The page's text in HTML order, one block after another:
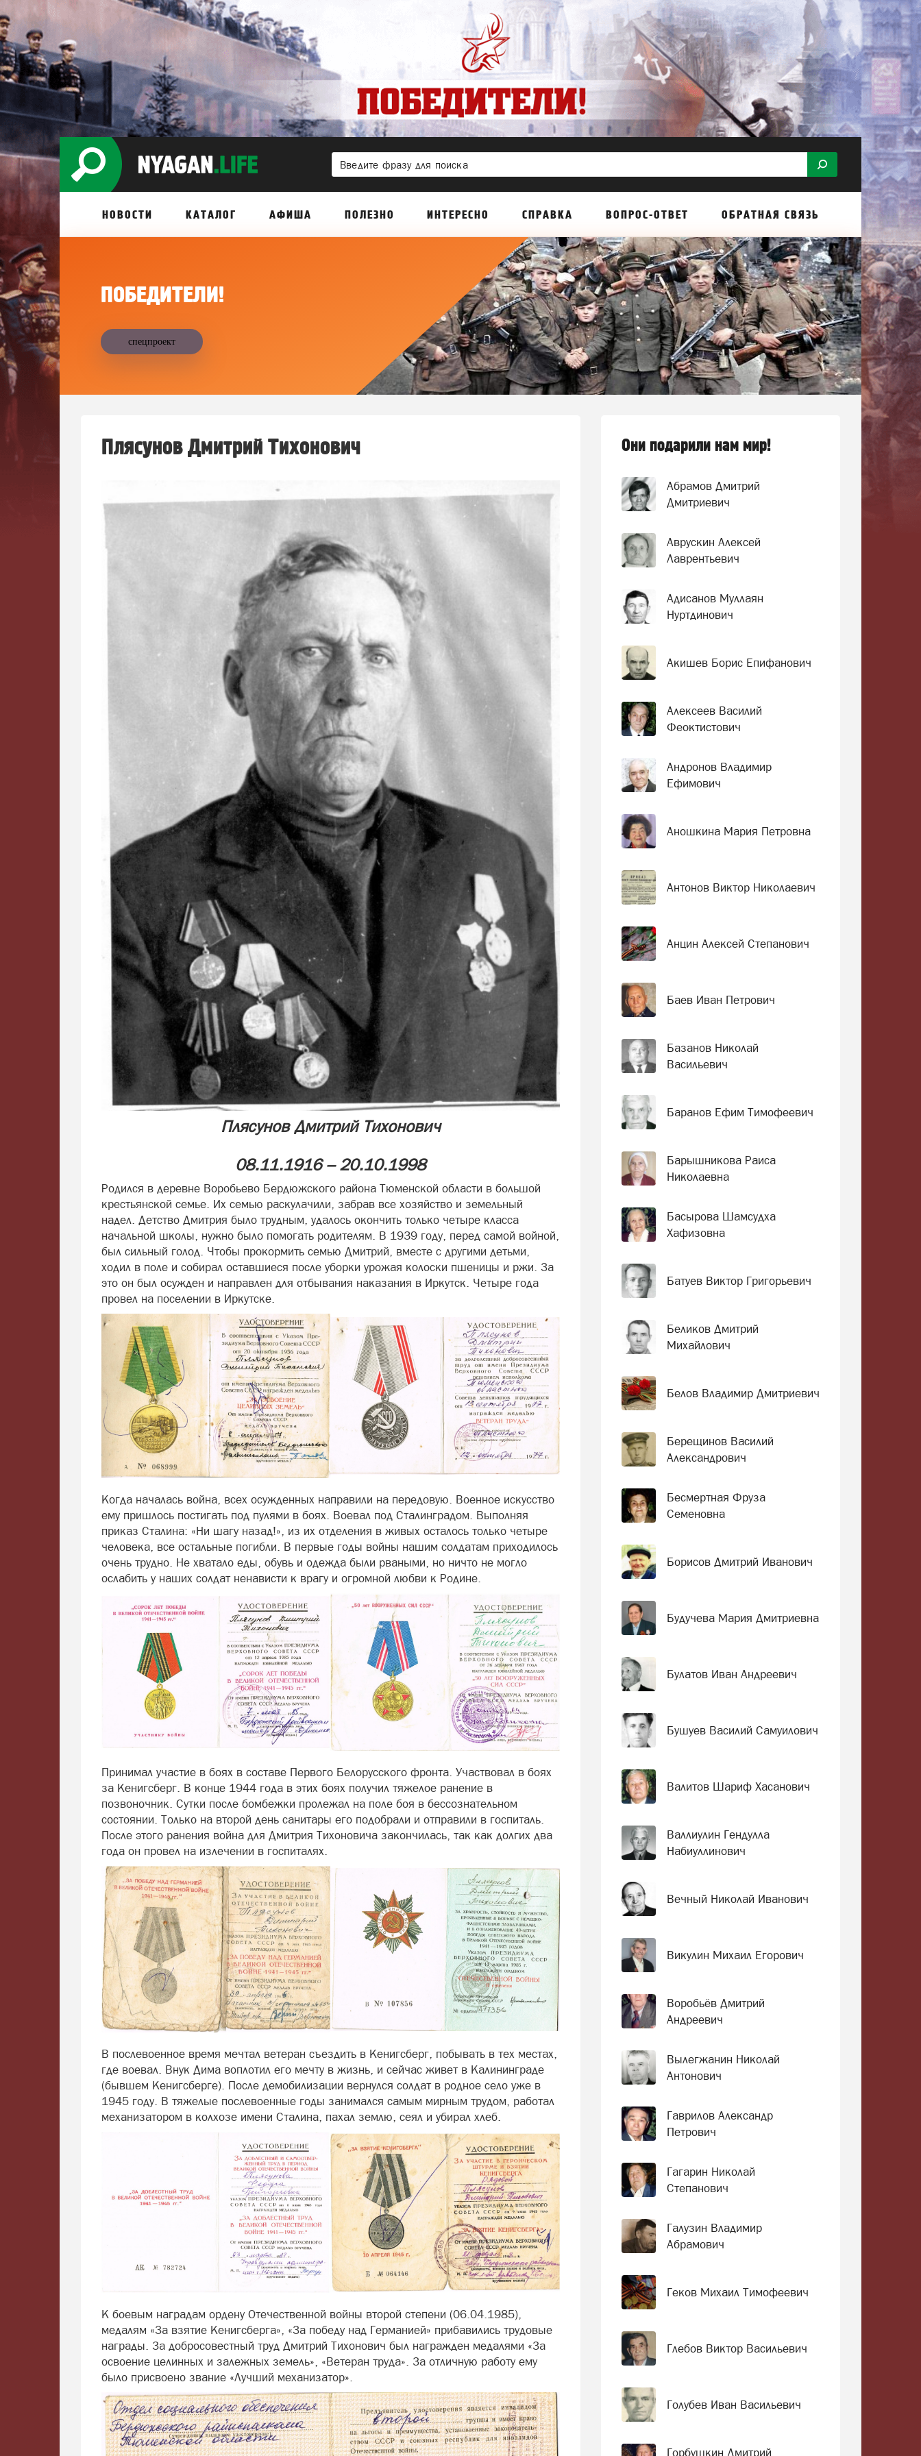
НОВОСТИ КАТАЛОГ АФИША ПОЛЕЗНО ИНТЕРЕСНО СПРАВКА ВОПРОС-ОТВЕТ ОБРАТНАЯ СВЯЗЬ
ПОБЕДИТЕЛИ!
спецпроект
Плясунов Дмитрий Тихонович
Плясунов Дмитрий Тихонович
08.11.1916 – 20.10.1998
Родился в деревне Воробьево Бердюжского района Тюменской области в большой
крестьянской семье. Их семью раскулачили, забрав все хозяйство и земельный
надел. Детство Дмитрия было трудным, удалось окончить только четыре класса
начальной школы, нужно было помогать родителям. В 1939 году, перед самой войной,
был сильный голод. Чтобы прокормить семью Дмитрий, вместе с другими детьми,
ходил в поле и собирал оставшиеся после уборки урожая колоски пшеницы и ржи. За
это он был осужден и направлен для отбывания наказания в Иркутск. Четыре года
провел на поселении в Иркутске.
Когда началась война, всех осужденных направили на передовую. Военное искусство
ему пришлось постигать под пулями в боях. Воевал под Сталинградом. Выполняя
приказ Сталина: «Ни шагу назад!», из их отделения в живых осталось только четыре
человека, все остальные погибли. В первые годы войны нашим солдатам приходилось
очень трудно. Не хватало еды, обувь и одежда были рваными, но ничто не могло
ослабить у наших солдат ненависти к врагу и огромной любви к Родине.
Принимал участие в боях в составе Первого Белорусского фронта. Участвовал в боях
за Кенигсберг. В конце 1944 года в этих боях получил тяжелое ранение в
позвоночник. Сутки после бомбежки пролежал на поле боя в бессознательном
состоянии. Только на второй день санитары его подобрали и отправили в госпиталь.
После этого ранения война для Дмитрия Тихоновича закончилась, так как долгих два
года он провел на излечении в госпиталях.
В послевоенное время мечтал ветеран съездить в Кенигсберг, побывать в тех местах,
где воевал. Внук Дима воплотил его мечту в жизнь, и сейчас живет в Калининграде
(бывшем Кенигсберге). После демобилизации вернулся солдат в родное село уже в
1945 году. В тяжелые послевоенные годы занимался самым мирным трудом, работал
механизатором в колхозе имени Сталина, пахал землю, сеял и убирал хлеб.
К боевым наградам ордену Отечественной войны второй степени (06.04.1985),
медалям «За взятие Кенигсберга», «За победу над Германией» прибавились трудовые
награды. За добросовестный труд Дмитрий Тихонович был награжден медалями «За
освоение целинных и залежных земель», «Ветеран труда». За отличную работу ему
было присвоено звание «Лучший механизатор».
Они подарили нам мир!
Абрамов Дмитрий
Дмитриевич
Аврускин Алексей
Лаврентьевич
Адисанов Муллаян
Нуртдинович
Акишев Борис Епифанович
Алексеев Василий
Феоктистович
Андронов Владимир
Ефимович
Аношкина Мария Петровна
Антонов Виктор Николаевич
Анцин Алексей Степанович
Баев Иван Петрович
Базанов Николай
Васильевич
Баранов Ефим Тимофеевич
Барышникова Раиса
Николаевна
Басырова Шамсудха
Хафизовна
Батуев Виктор Григорьевич
Беликов Дмитрий
Михайлович
Белов Владимир Дмитриевич
Берещинов Василий
Александрович
Бесмертная Фруза
Семеновна
Борисов Дмитрий Иванович
Будучева Мария Дмитриевна
Булатов Иван Андреевич
Бушуев Василий Самуилович
Валитов Шариф Хасанович
Валлиулин Гендулла
Набиуллинович
Вечный Николай Иванович
Викулин Михаил Егорович
Воробьёв Дмитрий
Андреевич
Вылегжанин Николай
Антонович
Гаврилов Александр
Петрович
Гагарин Николай
Степанович
Галузин Владимир
Абрамович
Геков Михаил Тимофеевич
Глебов Виктор Васильевич
Голубев Иван Васильевич
Горбушкин Дмитрий